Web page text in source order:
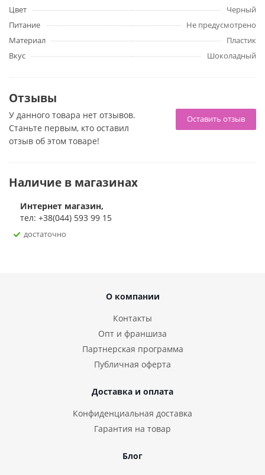
Цвет
Черный
Питание
Не предусмотрено
Материал
Пластик
Вкус
Шоколадный
Отзывы
Оставить отзыв
У данного товара нет отзывов.
Станьте первым, кто оставил
отзыв об этом товаре!
Наличие в магазинах
Интернет магазин,
тел: +38(044) 593 99 15
достаточно
О компании
Контакты
Опт и франшиза
Партнерская программа
Публичная оферта
Доставка и оплата
Конфиденциальная доставка
Гарантия на товар
Блог